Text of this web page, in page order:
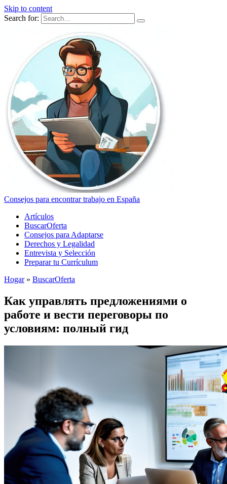
Skip to content
Search for:
Consejos para encontrar trabajo en España
Artículos
BuscarOferta
Consejos para Adaptarse
Derechos y Legalidad
Entrevista y Selección
Preparar tu Currículum
Hogar» BuscarOferta
Как управлять предложениями о
работе и вести переговоры по
условиям: полный гид